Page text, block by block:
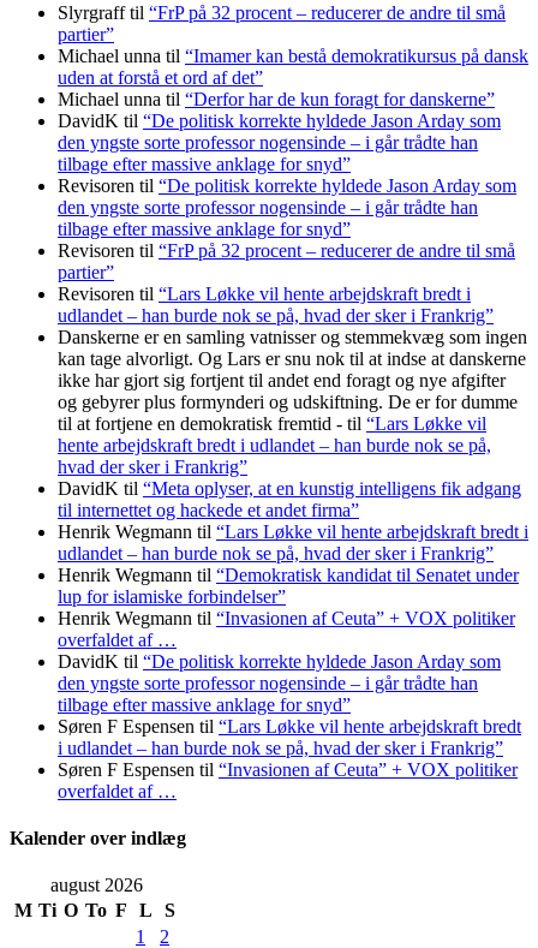
Slyrgrafftil “FrP på 32 procent – reducerer de andre til små
partier”
Michael unna til “Imamer kan bestå demokratikursus på dansk
uden at forstå et ord af det”
Michael unna til “Derfor har de kun foragt for danskerne”
DavidK til “De politisk korrekte hyldede Jason Arday som
den yngste sorte professor nogensinde – i går trådte han
tilbage efter massive anklage for snyd”
Revisoren til “De politisk korrekte hyldede Jason Arday som
den yngste sorte professor nogensinde – i går trådte han
tilbage efter massive anklage for snyd”
Revisoren til “FrP på 32 procent – reducerer de andre til små
partier”
Revisoren til “Lars Løkke vil hente arbejdskraft bredt i
udlandet – han burde nok se på, hvad der sker i Frankrig”
Danskerne er en samling vatnisser og stemmekvæg som ingen
kan tage alvorligt. Og Lars er snu nok til at indse at danskerne
ikke har gjort sig fortjent til andet end foragt og nye afgifter
og gebyrer plus formynderi og udskiftning. De er for dumme
til at fortjene en demokratisk fremtid - til “Lars Løkke vil
hente arbejdskraft bredt i udlandet – han burde nok se på,
hvad der sker i Frankrig”
DavidK til “Meta oplyser, at en kunstig intelligens fik adgang
til internettet og hackede et andet firma”
Henrik Wegmann til “Lars Løkke vil hente arbejdskraft bredt i
udlandet – han burde nok se på, hvad der sker i Frankrig”
Henrik Wegmann til “Demokratisk kandidat til Senatet under
lup for islamiske forbindelser”
Henrik Wegmann til “Invasionen af Ceuta” + VOX politiker
overfaldet af …
DavidK til “De politisk korrekte hyldede Jason Arday som
den yngste sorte professor nogensinde – i går trådte han
tilbage efter massive anklage for snyd”
Søren F Espensen til “Lars Løkke vil hente arbejdskraft bredt
i udlandet – han burde nok se på, hvad der sker i Frankrig”
Søren F Espensen til “Invasionen af Ceuta” + VOX politiker
overfaldet af …
Kalender over indlæg
august 2026
M Ti O To F L
S
1
2